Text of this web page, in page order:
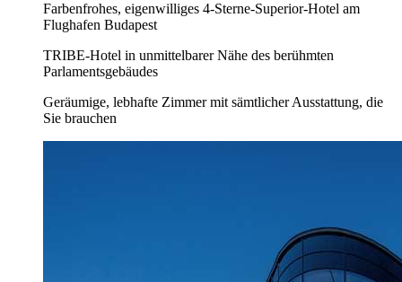
Farbenfrohes, eigenwilliges 4-Sterne-Superior-Hotel am
Flughafen Budapest
TRIBE-Hotel in unmittelbarer Nähe des berühmten
Parlamentsgebäudes
Geräumige, lebhafte Zimmer mit sämtlicher Ausstattung, die
Sie brauchen